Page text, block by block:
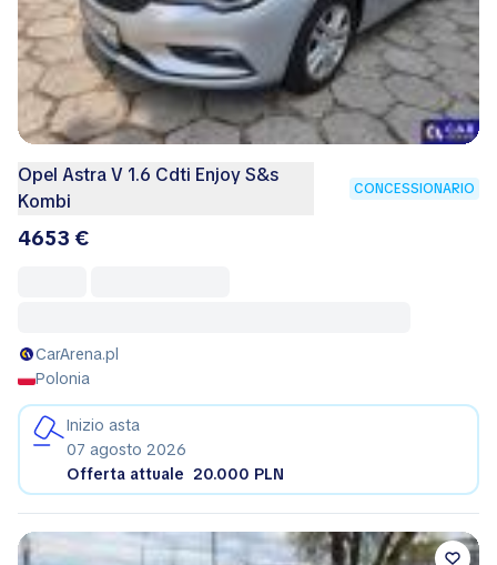
Opel Astra V 1.6 Cdti Enjoy S&s
Kombi
CONCESSIONARIO
4653 €
CarArena.pl
Polonia
Inizio asta
07 agosto 2026
Offerta attuale 20.000 PLN